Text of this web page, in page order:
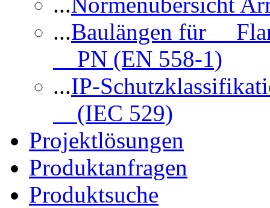
...Baulängen für
PN (EN 558-1)
...IP-
(IEC 529)
Projektlösungen
Produktanfragen
Produktsuche